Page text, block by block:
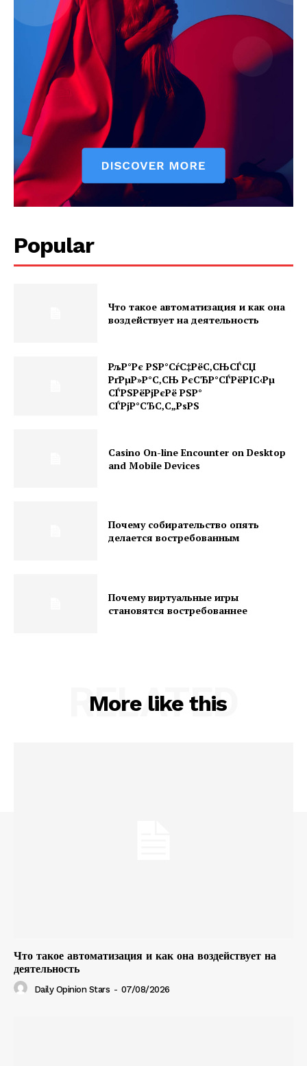
Popular
Что такое автоматизация и как она
воздействует на деятельность
РљР°Рє РЅР°СѓС‡РёС‚СЊСЃСЏ
РґРµР»Р°С‚СЊ РєСЂР°СЃРёРІС‹Рµ
СЃРЅРёРјРєРё РЅР°
СЃРјР°СЂС‚С„РѕРЅ
Casino On-line Encounter on Desktop
and Mobile Devices
Почему собирательство опять
делается востребованным
Почему виртуальные игры
становятся востребованнее
More like this
RELATED
Что такое автоматизация и как она воздействует на
деятельность
Daily Opinion Stars - 07/08/2026